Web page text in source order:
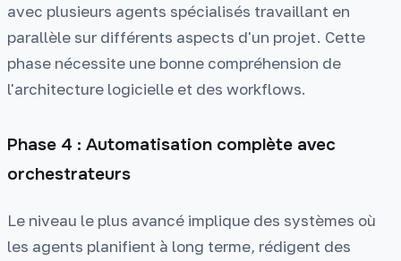
avec plusieurs agents spécialisés travaillant en
parallèle sur différents aspects d'un projet. Cette
phase nécessite une bonne compréhension de
l'architecture logicielle et des workflows.
Phase 4 : Automatisation complète avec
orchestrateurs
Le niveau le plus avancé implique des systèmes où
les agents planifient à long terme, rédigent des